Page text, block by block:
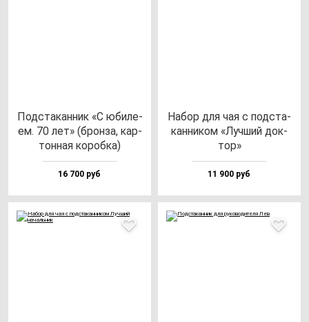
Под­ста­кан­ник «С юби­ле­
ем. 70 лет» (брон­за, кар­
тон­ная ко­роб­ка)
16 700 руб
Набор для чая с под­ста­
кан­ни­ком «Луч­ший док­
тор»
11 900 руб